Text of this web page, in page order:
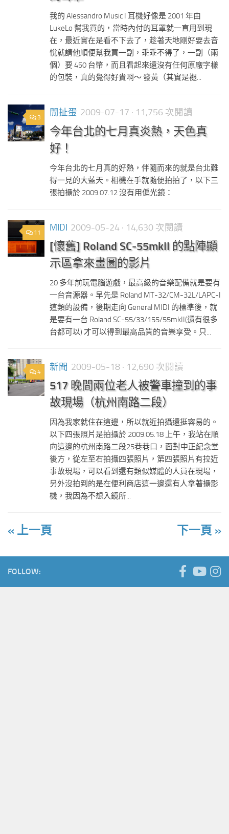
我的 Alessandro Music I 耳機好像是 2001 年由
LukeLo 幫我買的，當時內付的耳罩就一直用到現
在，最近實在是看不下去了，趁著天地剛好要去音
悅就請他順便幫我買一副，乖乖不得了，一副（兩
個）要 450 台幣，而且看起來還沒有任何原廠字樣
的包裝，真的覺得好貴啊～ 發黃（其實是褪...
3 閒扯蛋 2009-07-17 · 11,756 次閱讀
今年台北的七月真炎熱，天色真
好！
今年台北的七月真的好熱，伴隨而來的就是台北難
得一見的大藍天。相機在手就隨便拍拍了，以下三
張拍攝於 2009.07.12 沒有用偏光鏡：
11 MIDI 2009-05-24 · 14,630 次閱讀
[懷舊] Roland SC-55mkII 的點陣顯
示區拿來畫圖的影片
20 多年前玩電腦遊戲，最高級的音樂配備就是要有
一台音源器。早先是 Roland MT-32/CM-32L/LAPC-I
這類的設備，後期走向 General MIDI 的標準後，就
是要有一台 Roland SC-55/33/155/55mkII(還有很多
台都可以) 才可以得到最高品質的音樂享受。只...
4 新聞 2009-05-18 · 12,690 次閱讀
517 晚間兩位老人被警車撞到的事
故現場（杭州南路二段）
因為我家就住在這邊，所以就近拍攝還挺容易的。
以下四張照片是拍攝於 2009.05.18 上午，我站在順
向這邊的杭州南路二段25巷巷口，面對中正紀念堂
後方，從左至右拍攝四張照片，第四張照片有拉近
事故現場，可以看到還有類似媒體的人員在現場，
另外沒拍到的是在便利商店這一邊還有人拿著攝影
機，我因為不想入鏡所...
« 上一頁 下一頁 »
FOLLOW: